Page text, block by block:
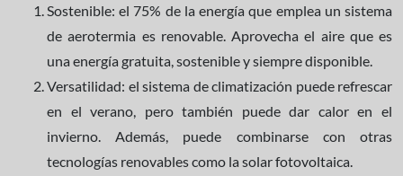
Sostenible: el 75% de la energía que emplea un sistema
de aerotermia es renovable. Aprovecha el aire que es
una energía gratuita, sostenible y siempre disponible.
Versatilidad: el sistema de climatización puede refrescar
en el verano, pero también puede dar calor en el
invierno. Además, puede combinarse con otras
tecnologías renovables como la solar fotovoltaica.